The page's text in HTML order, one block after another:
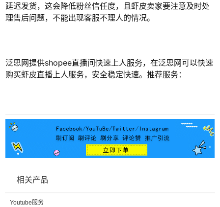
延迟发货，这会降低粉丝信任度，且虾皮卖家要注意及时处
理售后问题，不能出现客服不理人的情况。
泛思网提供shopee直播间快速上人服务，在泛思网可以快速
购买虾皮直播上人服务，安全稳定快速。推荐服务：
相关产品
Youtube服务